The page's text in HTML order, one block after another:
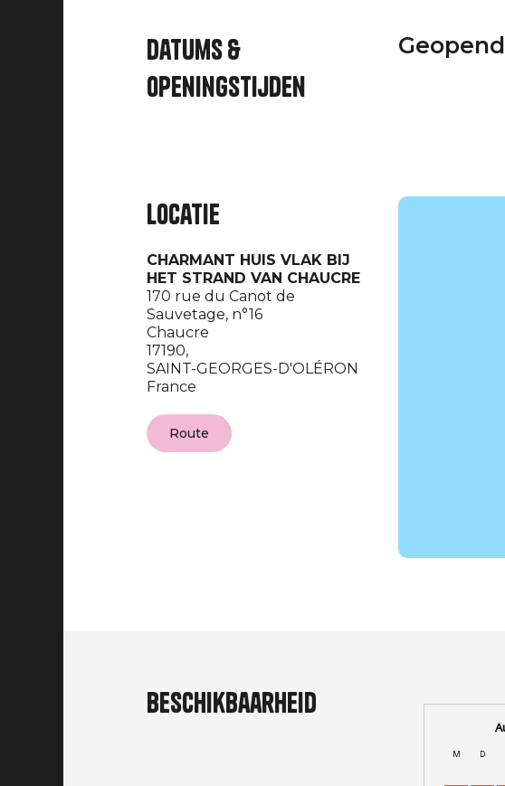
Datums &
openingstijden
Geopend
Locatie
CHARMANT HUIS VLAK BIJ
HET STRAND VAN CHAUCRE
170 rue du Canot de
Sauvetage, n°16
Chaucre
17190,
SAINT-GEORGES-D'OLÉRON
France
Route
Beschikbaarheid